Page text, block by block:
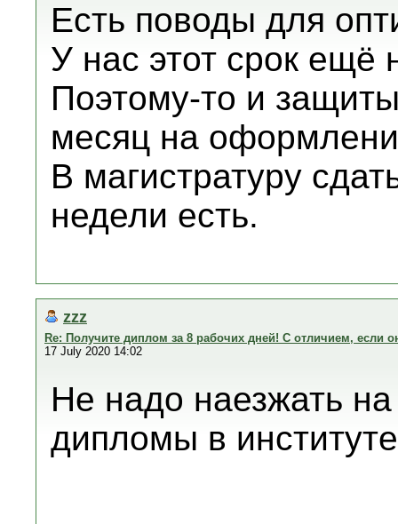
Есть поводы для
У нас этот срок ещё
Поэтому-то и
месяц на
В магистратуру
недели есть.
zzz
Re: Получите диплом за 8 рабочих дней! С отличием, если
17 July 2020 14:02
Не надо наезжать
дипломы в